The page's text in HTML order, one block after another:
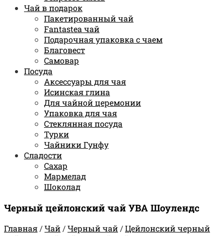
Чай в подарок
Пакетированный чай
Fantastea чай
Подарочная упаковка с чаем
Благовест
Самовар
Посуда
Аксессуары для чая
Исинская глина
Для чайной церемонии
Упаковка для чая
Стеклянная посуда
Турки
Чайники Гунфу
Сладости
Сахар
Мармелад
Шоколад
Черный цейлонский чай УВА Шоулендс
Главная/Чай/Черный чай/Цейлонский черный